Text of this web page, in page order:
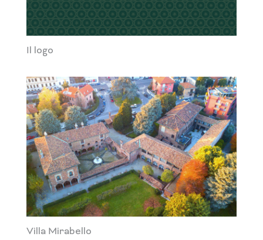
Il logo
Villa Mirabello